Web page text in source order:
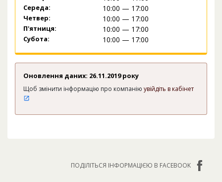
Середа: 10:00 — 17:00
Четвер: 10:00 — 17:00
П'ятниця: 10:00 — 17:00
Субота: 10:00 — 17:00
Оновлення даних: 26.11.2019 року
Щоб змінити інформацію про компанію увійдіть в кабінет
ПОДІЛІТЬСЯ ІНФОРМАЦІЄЮ В FACEBOOK